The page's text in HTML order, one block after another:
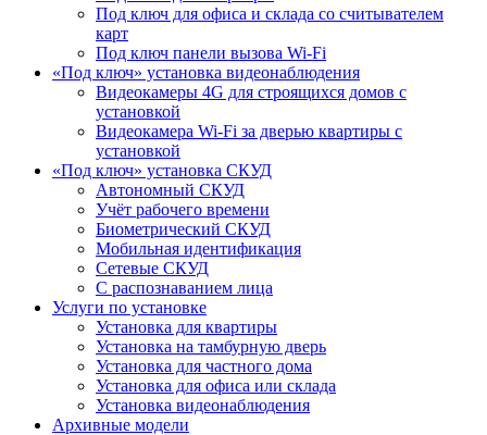
Под ключ для офиса и склада со считывателем
карт
Под ключ панели вызова Wi-Fi
«Под ключ» установка видеонаблюдения
Видеокамеры 4G для строящихся домов с
установкой
Видеокамера Wi-Fi за дверью квартиры с
установкой
«Под ключ» установка СКУД
Автономный СКУД
Учёт рабочего времени
Биометрический СКУД
Мобильная идентификация
Сетевые СКУД
С распознаванием лица
Услуги по установке
Установка для квартиры
Установка на тамбурную дверь
Установка для частного дома
Установка для офиса или склада
Установка видеонаблюдения
Архивные модели